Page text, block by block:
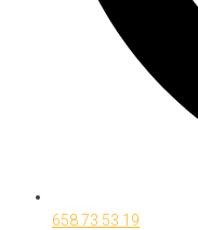
658 73 53 19